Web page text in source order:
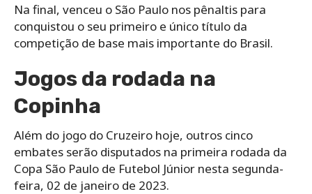
Na final, venceu o São Paulo nos pênaltis para
conquistou o seu primeiro e único título da
competição de base mais importante do Brasil.
Jogos da rodada na
Copinha
Além do jogo do Cruzeiro hoje, outros cinco
embates serão disputados na primeira rodada da
Copa São Paulo de Futebol Júnior nesta segunda-
feira, 02 de janeiro de 2023.